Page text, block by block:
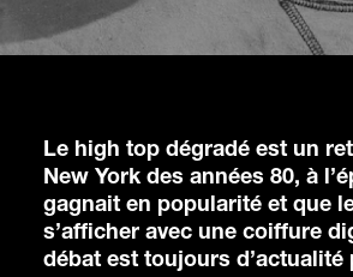
Le high top dégradé est un
New York des années 80, à
gagnait en popularité et que
s’afficher avec une coiffure
débat est toujours